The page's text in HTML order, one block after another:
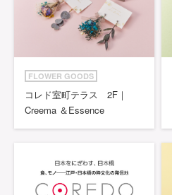
FLOWER GOODS
コレド室町テラス 2F｜
Creema ＆Essence